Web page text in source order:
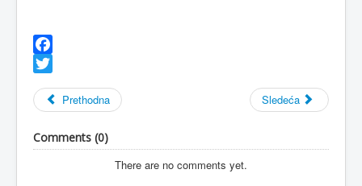
Facebook
Prethodna
Sledeća
Comments (0)
There are no comments yet.